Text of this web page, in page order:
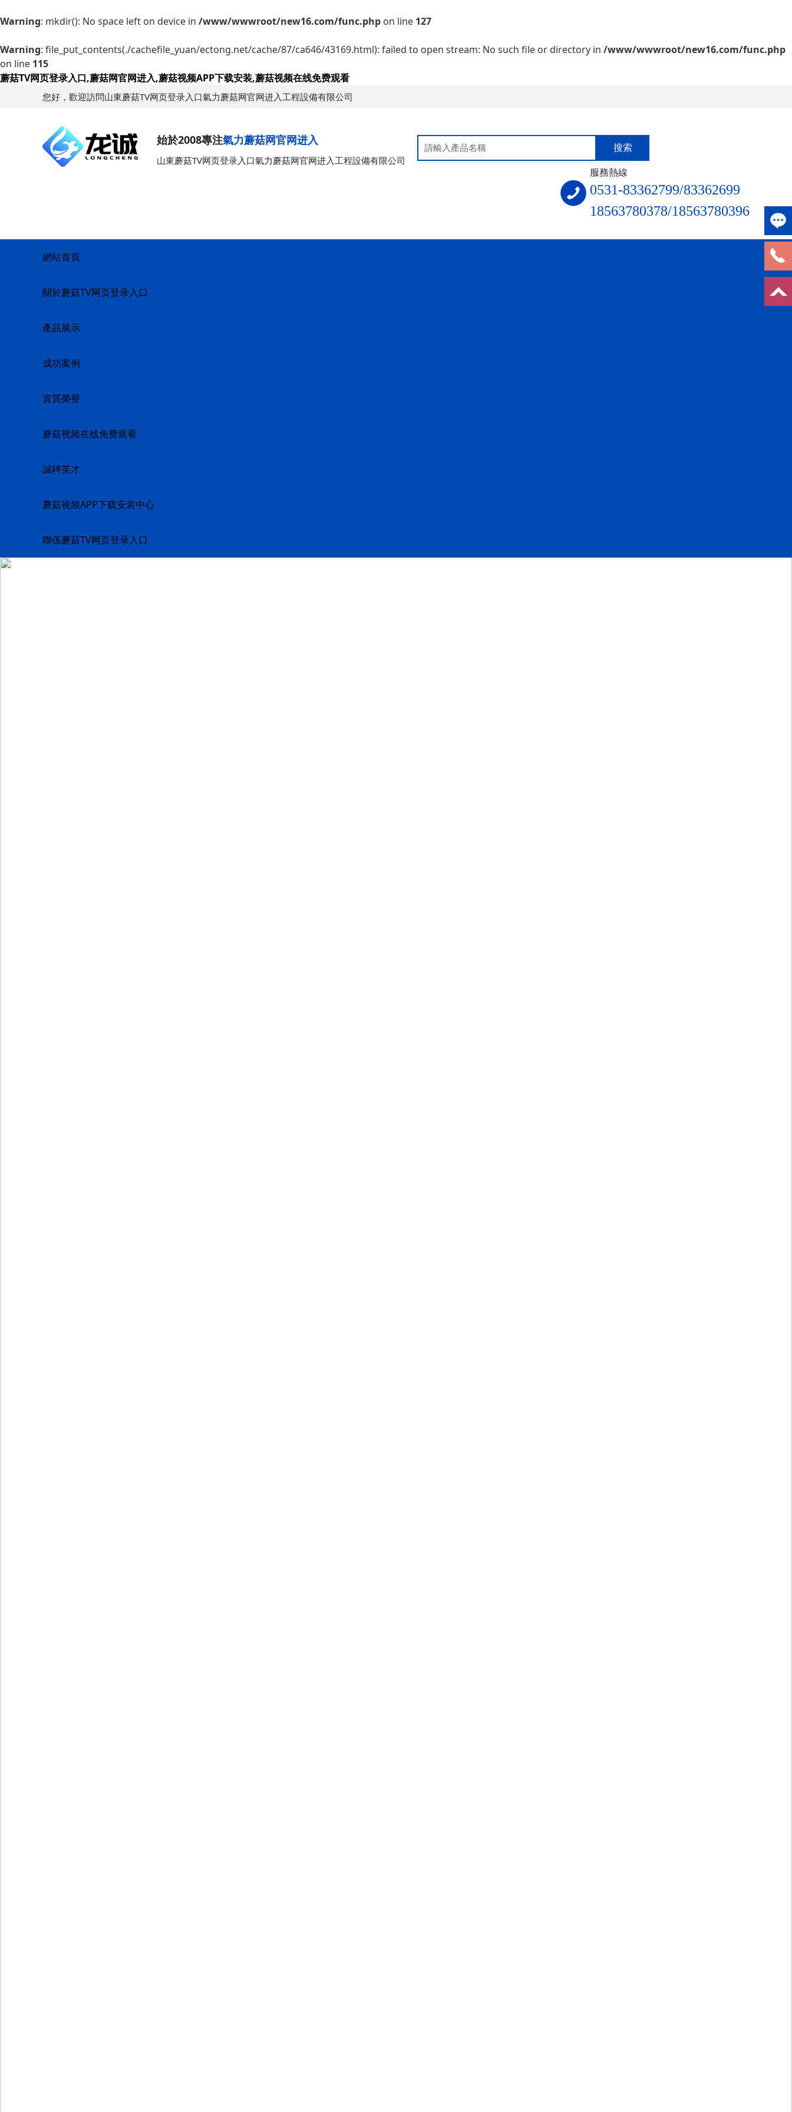
Warning: mkdir(): No space left on device in /www/wwwroot/new16.com/func.php on line 127
Warning: file_put_contents(./cachefile_yuan/ectong.net/cache/87/ca646/43169.html): failed to open stream: No such file or directory in /www/wwwroot/new16.com/func.php
on line 115
蘑菇TV网页登录入口,蘑菇网官网进入,蘑菇视频APP下载安装,蘑菇视频在线免费观看
您好，歡迎訪問山東蘑菇TV网页登录入口氣力蘑菇网官网进入工程設備有限公司
始於2008專注氣力蘑菇网官网进入
山東蘑菇TV网页登录入口氣力蘑菇网官网进入工程設備有限公司
服務熱線
0531-83362799/83362699
18563780378/18563780396
網站首頁
關於蘑菇TV网页登录入口
產品展示
成功案例
資質榮譽
蘑菇视频在线免费观看
誠聘英才
蘑菇视频APP下载安装中心
聯係蘑菇TV网页登录入口